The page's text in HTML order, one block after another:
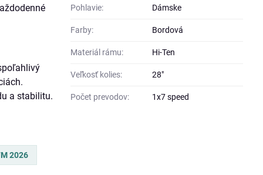
a stabilitu.
2026
Pohlavie: Dámske
Farby: Bordová
Materiál rámu: Hi-Ten
Veľkosť kolies: 28"
Počet prevodov: 1x7 speed